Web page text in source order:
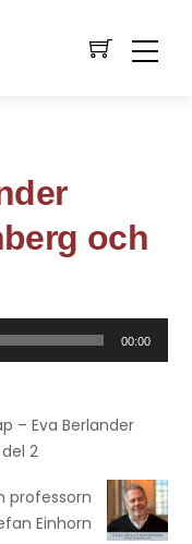
och
00:00
– Eva Berlander
2
professorn
Einhorn